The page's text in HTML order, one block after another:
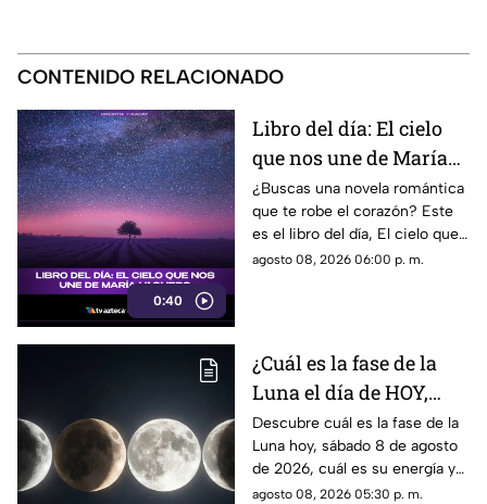
CONTENIDO RELACIONADO
0:40
Libro del día: El cielo
que nos une de María
Vaquero
¿Buscas una novela romántica
que te robe el corazón? Este
es el libro del día, El cielo que
nos une, de María Vaquero.
agosto 08, 2026 06:00 p. m.
¿Cuál es la fase de la
Luna el día de HOY,
sábado 8 de agosto de
2026? Así se verá el
astro durante la noche
Descubre cuál es la fase de la
Luna hoy, sábado 8 de agosto
de 2026, cuál es su energía y
cómo nos podría afectar.
agosto 08, 2026 05:30 p. m.